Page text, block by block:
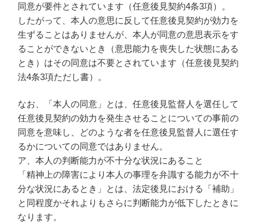
同意が要件とされています（任意後見契約4条3項）。
したがって、本人の意思に反して任意後見契約が効力を
生ずることはありませんが、本人が同意の意思表示をす
ることができないとき（意思能力を喪失した状態にある
とき）はその同意は不要とされています（任意後見契約
法4条3項ただし書）。
なお、「本人の同意」とは、任意後見監督人を選任して
任意後見契約の効力を発生させることについての事前の
同意を意味し、どのような者を任意後見監督人に選任す
るかについての同意ではありません。
ア、本人の判断能力が不十分な状況にあること
「精神上の障害により本人の事理を弁識する能力が不十
分な状況にあるとき」とは、法定後見における「補助」
と同程度かそれよりもさらに判断能力が低下したときに
なります。